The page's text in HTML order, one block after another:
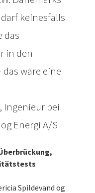
keinesfalls
das
in den
wäre eine
Ingenieur bei
Energi A/S
Spildevand og